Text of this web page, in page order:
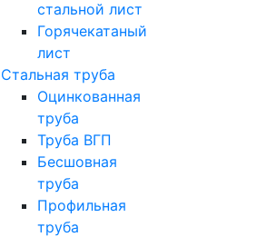
стальной лист
Горячекатаный
лист
Стальная труба
Оцинкованная
труба
Труба ВГП
Бесшовная
труба
Профильная
труба